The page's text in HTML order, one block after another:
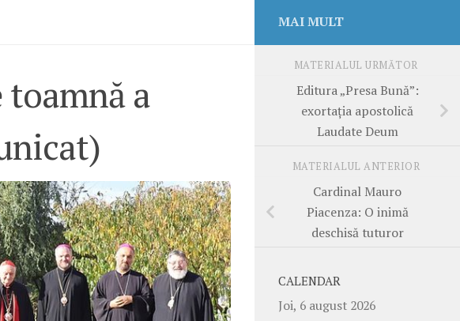
toamnă a
MAI MULT
MATERIALUL URMĂTOR
Editura „Presa Bună”:
exortația apostolică
Laudate Deum
MATERIALUL ANTERIOR
Cardinal Mauro
Piacenza: O inimă
deschisă tuturor
CALENDAR
Joi, 6 august 2026